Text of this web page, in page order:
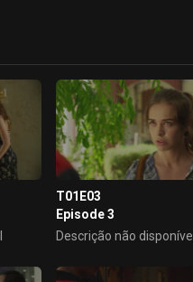
T01E03
Episode 3
Descrição não disponível